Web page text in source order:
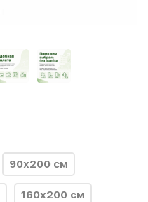
90х200 cм
160х200 cм